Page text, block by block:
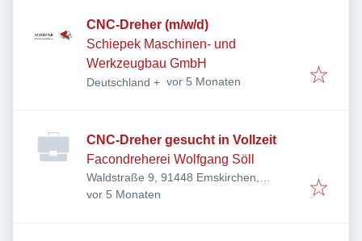
CNC-Dreher (m/w/d)
Schiepek Maschinen- und
Werkzeugbau GmbH
Deutschland + Veröffentlicht:
vor 5 Monaten
CNC-Dreher gesucht in Vollzeit
Facondreherei Wolfgang Söll
Waldstraße 9, 91448 Emskirchen,
Deutschland
Veröffentlicht:
vor 5 Monaten